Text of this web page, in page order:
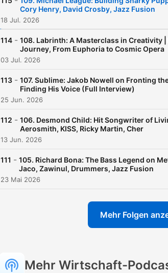
Cory Henry, David Crosby, Jazz Fusion
18 Jul. 2026
114 - 108. Labrinth: A Masterclass in Creativity
Journey, From Euphoria to Cosmic Opera
03 Jul. 2026
113 - 107. Sublime: Jakob Nowell on Fronting
Finding His Voice (Full Interview)
25 Jun. 2026
112 - 106. Desmond Child: Hit Songwriter of
Aerosmith, KISS, Ricky Martin, Cher
13 Jun. 2026
111 - 105. Richard Bona: The Bass Legend on
Jaco, Zawinul, Drummers, Jazz Fusion
23 Mai 2026
Mehr Folgen
Mehr Wirtschaft-